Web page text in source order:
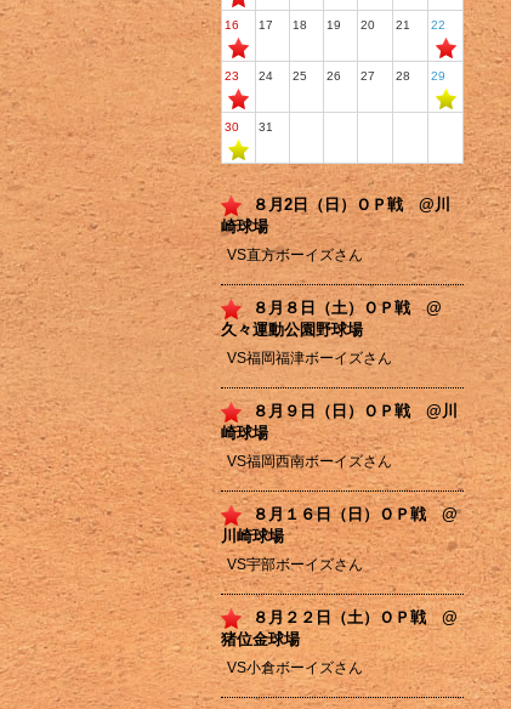
16 17 18 19 20 21 22
23 24 25 26 27 28 29
30 31
８月2日（日）ＯＰ戦 @川
崎球場
VS直方ボーイズさん
８月８日（土）ＯＰ戦 @
久々運動公園野球場
VS福岡福津ボーイズさん
８月９日（日）ＯＰ戦 @川
崎球場
VS福岡西南ボーイズさん
８月１６日（日）ＯＰ戦 @
川崎球場
VS宇部ボーイズさん
８月２２日（土）ＯＰ戦 @
猪位金球場
VS小倉ボーイズさん